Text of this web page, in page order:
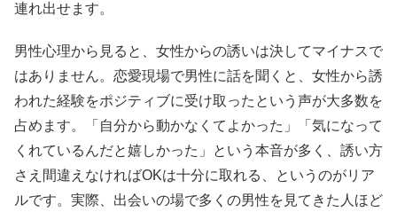
連れ出せます。
男性心理から見ると、女性からの誘いは決してマイナスで
はありません。恋愛現場で男性に話を聞くと、女性から誘
われた経験をポジティブに受け取ったという声が大多数を
占めます。「自分から動かなくてよかった」「気になって
くれているんだと嬉しかった」という本音が多く、誘い方
さえ間違えなければOKは十分に取れる、というのがリア
ルです。実際、出会いの場で多くの男性を見てきた人ほど